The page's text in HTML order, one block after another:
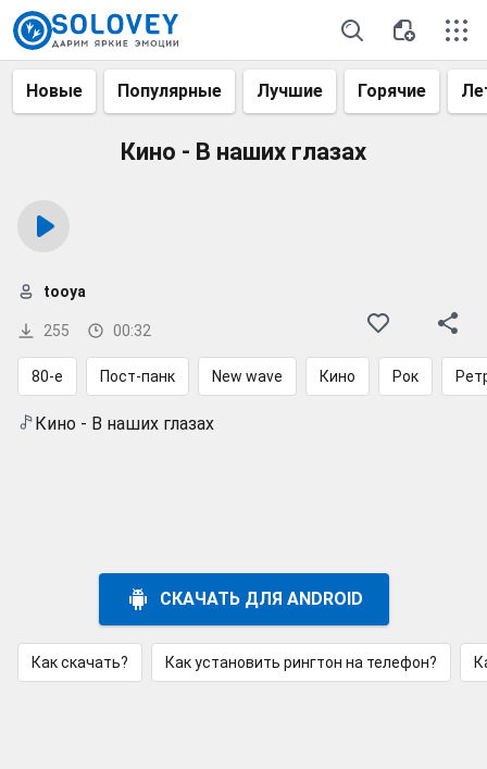
Новые Популярные Лучшие Горячие
Кино - В наших глазах
255 00:32
tooya
80-е Пост-панк New wave Кино Рок
Кино - В наших глазах
СКАЧАТЬ ДЛЯ ANDROID
Как скачать? Как установить рингтон на телефон?